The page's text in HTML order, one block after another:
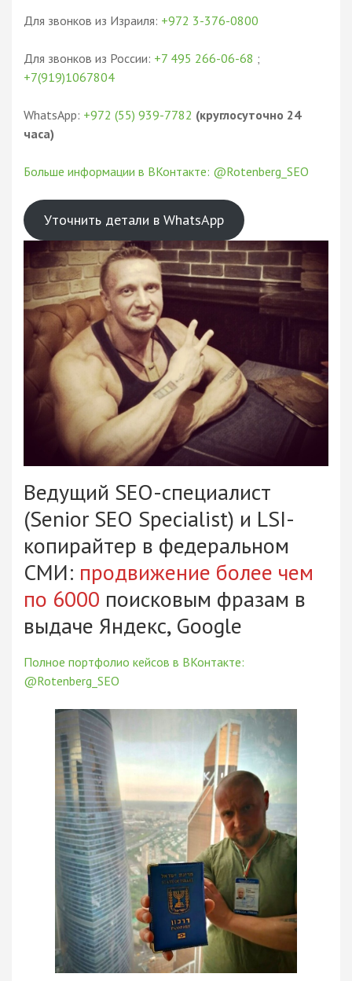
Для звонков из Израиля: +972 3-376-0800
Для звонков из России: +7 495 266-06-68 ;
+7(919)1067804
WhatsApp: +972 (55) 939-7782 (круглосуточно 24
часа)
Больше информации в ВКонтакте: @Rotenberg_SEO
Уточнить детали в WhatsApp
Ведущий SEO-специалист
(Senior SEO Specialist) и LSI-
копирайтер в федеральном
СМИ: продвижение более чем
по 6000 поисковым фразам в
выдаче Яндекс, Google
Полное портфолио кейсов в ВКонтакте:
@Rotenberg_SEO